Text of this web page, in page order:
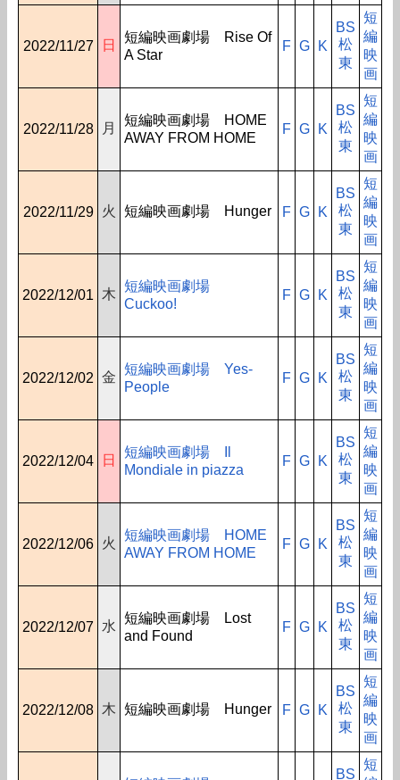
2022/11/27 日
短編映画劇場 Rise Of
A Star
F G K
BS
松
東
短
編
映
画
2022/11/28 月
短編映画劇場 HOME
AWAY FROM HOME
F G K
BS
松
東
短
編
映
画
2022/11/29 火 短編映画劇場 Hunger F G K
BS
松
東
短
編
映
画
2022/12/01 木
短編映画劇場
Cuckoo!
F G K
BS
松
東
短
編
映
画
2022/12/02 金
短編映画劇場 Yes-
People
F G K
BS
松
東
短
編
映
画
2022/12/04 日
短編映画劇場 Il
Mondiale in piazza
F G K
BS
松
東
短
編
映
画
2022/12/06 火
短編映画劇場 HOME
AWAY FROM HOME
F G K
BS
松
東
短
編
映
画
2022/12/07 水
短編映画劇場 Lost
and Found
F G K
BS
松
東
短
編
映
画
2022/12/08 木 短編映画劇場 Hunger F G K
BS
松
東
短
編
映
画
BS
短